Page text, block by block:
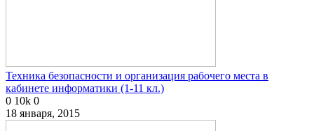
Техника безопасности и организация рабочего места в
кабинете информатики (1-11 кл.)
0 10k 0
18 января, 2015